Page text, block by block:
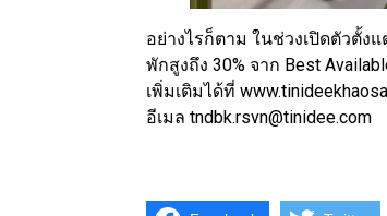
อย่างไรก็ตาม ในช่วงเปิดตัวตั้ง
พักสูงถึง 30% จาก Best
เพิ่มเติมได้ที่
อีเมล tndbk.rsvn@tinidee.com